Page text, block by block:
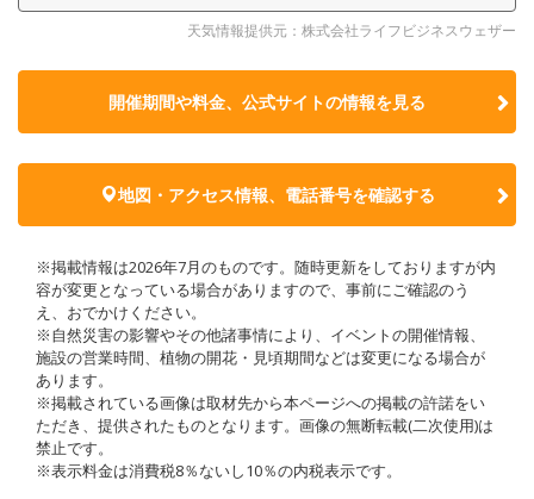
天気情報提供元：株式会社ライフビジネスウェザー
開催期間や料金、公式サイトの情報を見る
地図・アクセス情報、電話番号を確認する
※掲載情報は2026年7月のものです。随時更新をしておりますが内
容が変更となっている場合がありますので、事前にご確認のう
え、おでかけください。
※自然災害の影響やその他諸事情により、イベントの開催情報、
施設の営業時間、植物の開花・見頃期間などは変更になる場合が
あります。
※掲載されている画像は取材先から本ページへの掲載の許諾をい
ただき、提供されたものとなります。画像の無断転載(二次使用)は
禁止です。
※表示料金は消費税8％ないし10％の内税表示です。